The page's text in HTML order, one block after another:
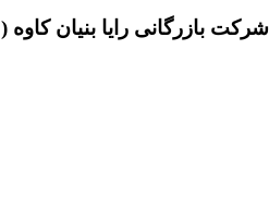
شرکت بازرگانی رایا بنیان کاوه (